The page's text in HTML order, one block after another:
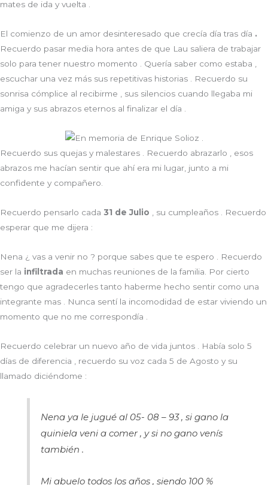
mates de ida y vuelta .
El comienzo de un amor desinteresado que crecía día tras día .
Recuerdo pasar media hora antes de que Lau saliera de trabajar
solo para tener nuestro momento . Quería saber como estaba ,
escuchar una vez más sus repetitivas historias . Recuerdo su
sonrisa cómplice al recibirme , sus silencios cuando llegaba mi
amiga y sus abrazos eternos al finalizar el día .
Recuerdo sus quejas y malestares . Recuerdo abrazarlo , esos
abrazos me hacían sentir que ahí era mi lugar, junto a mi
confidente y compañero.
Recuerdo pensarlo cada 31 de Julio
, su cumpleaños . Recuerdo
esperar que me dijera :
Nena ¿ vas a venir no ? porque sabes que te espero .
Recuerdo
ser la infiltrada en muchas reuniones de la familia. Por cierto
tengo que agradecerles tanto haberme hecho sentir como una
integrante mas . Nunca sentí la incomodidad de estar viviendo un
momento que no me correspondía .
Recuerdo celebrar un nuevo año de vida juntos . Había solo 5
días de diferencia , recuerdo su voz cada 5 de Agosto y su
llamado diciéndome :
Nena ya le jugué al 05- 08 – 93 , si gano la
quiniela veni a comer , y si no gano venís
también .
Mi abuelo todos los años , siendo 100 %